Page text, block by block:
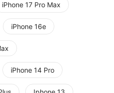
iPhone 17 Pro Max
iPhone 16e
iPhone 14 Pro